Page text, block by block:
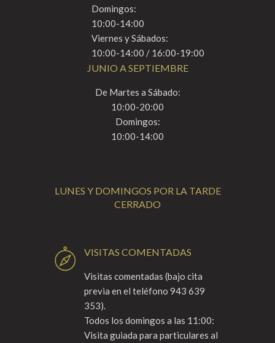
Domingos:
10:00-14:00
Viernes y Sábados:
10:00-14:00 / 16:00-19:00
JUNIO A SEPTIEMBRE
De Martes a Sábado:
10:00-20:00
Domingos:
10:00-14:00
LUNES Y DOMINGOS POR LA TARDE
CERRADO
VISITAS COMENTADAS
Visitas comentadas (bajo cita
previa en el teléfono 943 639
353).
Todos los domingos a las 11:00:
Visita guiada para particulares al